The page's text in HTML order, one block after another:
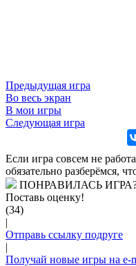
Предыдущая игра
Во весь экран
В мои игры
Следующая игра
Если игра совсем не
обязательно разберёмся,
ПОНРАВИЛАСЬ
Поставь оценку!
(34)
|
Отправь ссылку подруге
|
Получай новые игры на e-